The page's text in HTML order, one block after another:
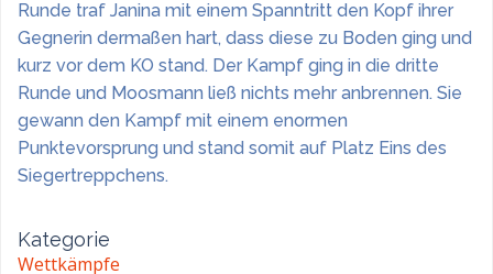
Runde traf Janina mit einem Spanntritt den Kopf ihrer
Gegnerin dermaßen hart, dass diese zu Boden ging und
kurz vor dem KO stand. Der Kampf ging in die dritte
Runde und Moosmann ließ nichts mehr anbrennen. Sie
gewann den Kampf mit einem enormen
Punktevorsprung und stand somit auf Platz Eins des
Siegertreppchens.
Kategorie
Wettkämpfe